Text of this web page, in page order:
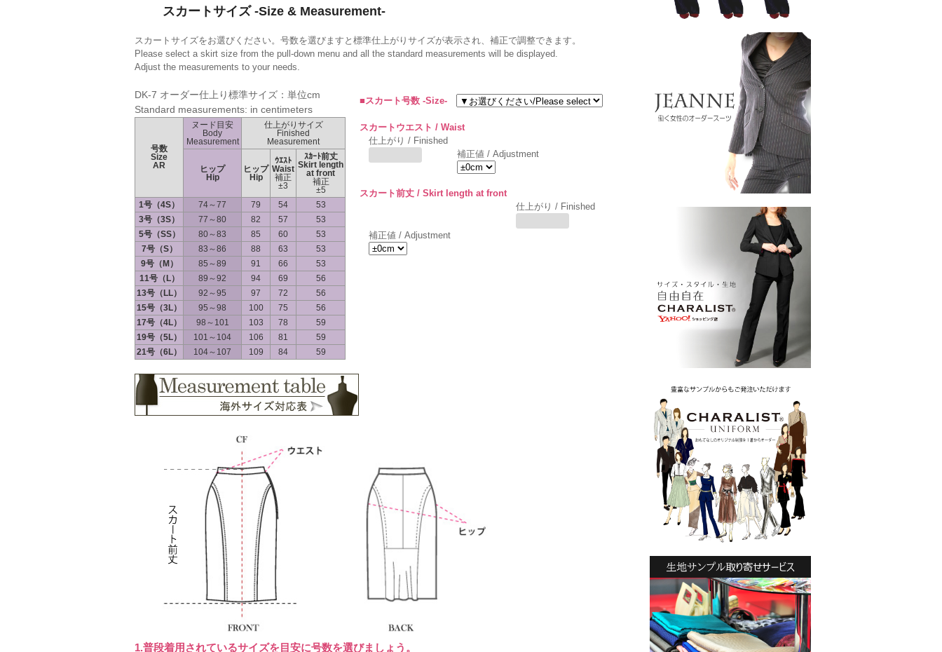
スカートサイズ -Size & Measurement-
スカートサイズをお選びください。号数を選びますと標準仕上がりサイズが表示され、補正で調整できます。
Please select a skirt size from the pull-down menu and all the standard measurements will be displayed.
Adjust the measurements to your needs.
DK-7 オーダー仕上り標準サイズ：単位cm
Standard measurements: in centimeters
号数
Size
AR
ヌード目安
Body
Measurement
仕上がりサイズ
Finished
Measurement
ヒップ
Hip
ヒップ
Hip
ｳｴｽﾄ
Waist
補正
±3
ｽｶｰﾄ前丈
Skirt length
at front
補正
±5
1号（4S）
74～77 79 54
53
3号（3S）
77～80 82 57
53
5号（SS）
80～83 85 60
53
7号（S）
83～86 88 63
53
9号（M）
85～89 91 66
53
11号（L）
89～92 94 69
56
13号（LL）
92～95 97 72
56
15号（3L）
95～98 100 75
56
17号（4L）
98～101 103 78
59
19号（5L）
101～104 106 81
59
21号（6L）
104～107 109 84 59
■スカート号数 -Size-
スカートウエスト / Waist
仕上がり / Finished
補正値 / Adjustment
スカート前丈 / Skirt length at front
仕上がり / Finished
補正値 / Adjustment
1.普段着用されているサイズを目安に号数を選びましょう。